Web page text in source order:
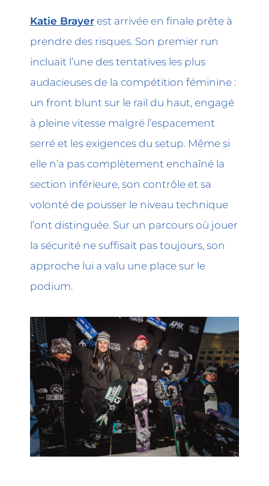
Katie Brayerest arrivée en finale prête à
prendre des risques. Son premier run
incluait l’une des tentatives les plus
audacieuses de la compétition féminine :
un front blunt sur le rail du haut, engagé
à pleine vitesse malgré l’espacement
serré et les exigences du setup. Même si
elle n’a pas complètement enchaîné la
section inférieure, son contrôle et sa
volonté de pousser le niveau technique
l’ont distinguée. Sur un parcours où jouer
la sécurité ne suffisait pas toujours, son
approche lui a valu une place sur le
podium.